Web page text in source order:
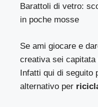
Barattoli di vetro:
in poche mosse
Se ami giocare e
creativa sei capitata
Infatti qui di seguito
alternativo per